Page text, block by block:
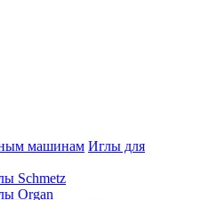
машинам Иглы для
Schmetz
Organ